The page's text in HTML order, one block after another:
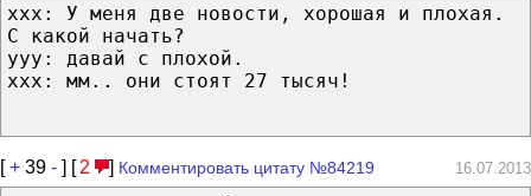
ххх: У меня две новости, хорошая и плохая.
С какой начать?
ууу: давай с плохой.
ххх: мм.. они стоят 27 тысяч!
[+ 39 - ] [ 2 ] Комментировать цитату №84219 16.07.2013